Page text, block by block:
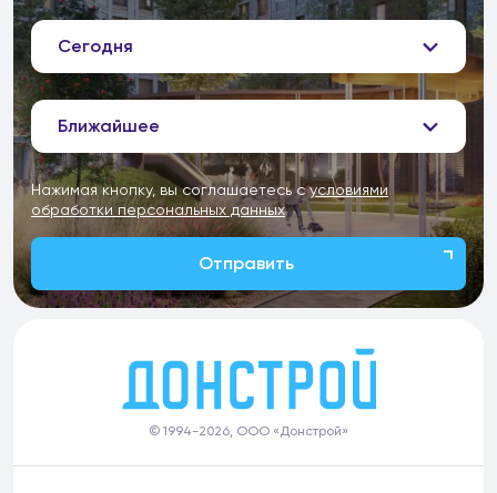
Сегодня
Ближайшее
Нажимая кнопку, вы соглашаетесь сусловиями
обработки персональных данных
Отправить
© 1994-2026, ООО «Донстрой»